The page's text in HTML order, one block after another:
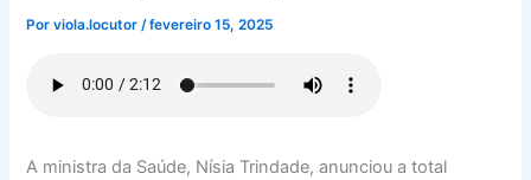
Porviola.locutor/fevereiro 15, 2025
A ministra da Saúde, Nísia Trindade, anunciou a total